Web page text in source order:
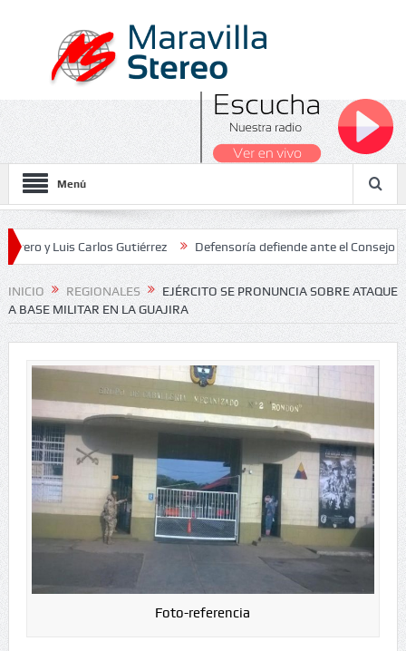
Menú
Carlos Gutiérrez Defensoría defiende ante el Consejo de
2026
INICIO REGIONALES
EJÉRCITO SE PRONUNCIA SOBRE ATAQUE
A BASE MILITAR EN LA GUAJIRA
Foto-referencia